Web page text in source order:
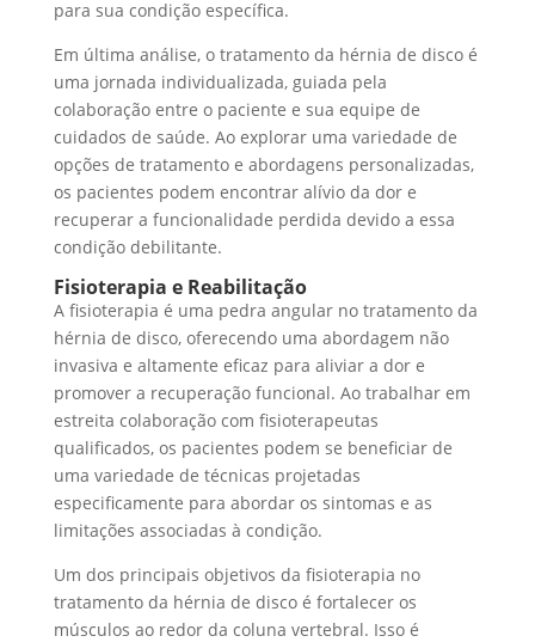
para sua condição específica.
Em última análise, o tratamento da hérnia de disco é
uma jornada individualizada, guiada pela
colaboração entre o paciente e sua equipe de
cuidados de saúde. Ao explorar uma variedade de
opções de tratamento e abordagens personalizadas,
os pacientes podem encontrar alívio da dor e
recuperar a funcionalidade perdida devido a essa
condição debilitante.
Fisioterapia e Reabilitação
A fisioterapia é uma pedra angular no tratamento da
hérnia de disco, oferecendo uma abordagem não
invasiva e altamente eficaz para aliviar a dor e
promover a recuperação funcional. Ao trabalhar em
estreita colaboração com fisioterapeutas
qualificados, os pacientes podem se beneficiar de
uma variedade de técnicas projetadas
especificamente para abordar os sintomas e as
limitações associadas à condição.
Um dos principais objetivos da fisioterapia no
tratamento da hérnia de disco é fortalecer os
músculos ao redor da coluna vertebral. Isso é